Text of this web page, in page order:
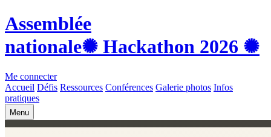
Assemblée
nationale✺ Hackathon 2026 ✺
Me connecter
Accueil Défis Ressources Conférences Galerie photos Infos
pratiques
Menu